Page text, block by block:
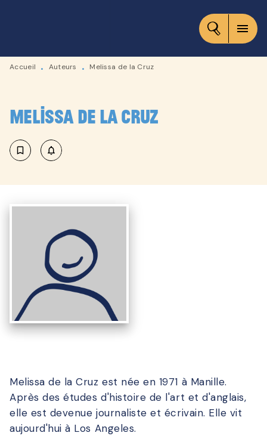
CONTENU
menu
Accueil • Auteurs • Melissa de la Cruz
Melissa de la Cruz
bookmark_border notifications_none_outlined
Melissa de la Cruz est née en 1971 à Manille.
Après des études d'histoire de l'art et d'anglais,
elle est devenue journaliste et écrivain. Elle vit
aujourd'hui à Los Angeles.